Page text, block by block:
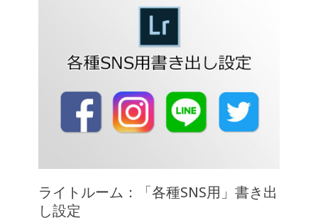
ライトルーム：「各種SNS用」書き出
し設定